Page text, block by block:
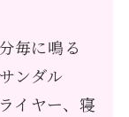
毎に鳴る
ンダル
イヤー、寝